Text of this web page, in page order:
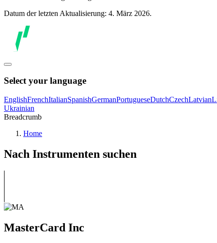
Datum der letzten Aktualisierung: 4. März 2026.
Select your language
EnglishFrenchItalianSpanishGermanPortugueseDutchCzechLatvian
Ukrainian
Breadcrumb
Home
Nach Instrumenten suchen
MasterCard Inc